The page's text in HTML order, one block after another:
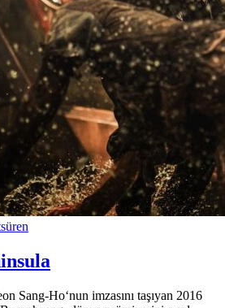
Sang-Ho‘nun imzasını taşıyan 2016